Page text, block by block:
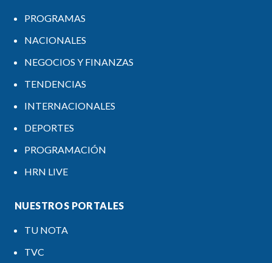
PROGRAMAS
NACIONALES
NEGOCIOS Y FINANZAS
TENDENCIAS
INTERNACIONALES
DEPORTES
PROGRAMACIÓN
HRN LIVE
NUESTROS PORTALES
TU NOTA
TVC